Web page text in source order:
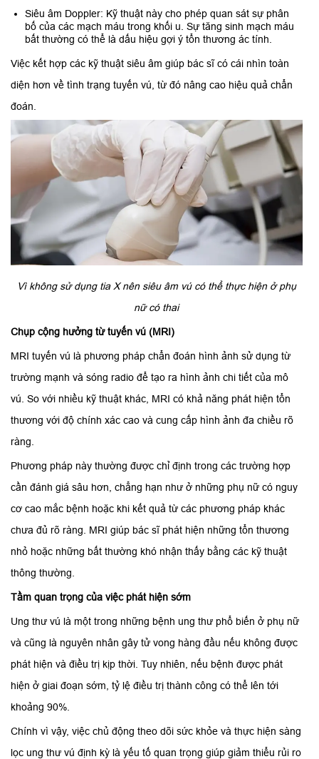
Siêu âm Doppler: Kỹ thuật này cho phép quan sát sự phân
bố của các mạch máu trong khối u. Sự tăng sinh mạch máu
bất thường có thể là dấu hiệu gợi ý tổn thương ác tính.
Việc kết hợp các kỹ thuật siêu âm giúp bác sĩ có cái nhìn toàn
diện hơn về tình trạng tuyến vú, từ đó nâng cao hiệu quả chẩn
đoán.
Vì không sử dụng tia X nên siêu âm vú có thể thực hiện ở phụ
nữ có thai
Chụp cộng hưởng từ tuyến vú (MRI)
MRI tuyến vú là phương pháp chẩn đoán hình ảnh sử dụng từ
trường mạnh và sóng radio để tạo ra hình ảnh chi tiết của mô
vú. So với nhiều kỹ thuật khác, MRI có khả năng phát hiện tổn
thương với độ chính xác cao và cung cấp hình ảnh đa chiều rõ
ràng.
Phương pháp này thường được chỉ định trong các trường hợp
cần đánh giá sâu hơn, chẳng hạn như ở những phụ nữ có nguy
cơ cao mắc bệnh hoặc khi kết quả từ các phương pháp khác
chưa đủ rõ ràng. MRI giúp bác sĩ phát hiện những tổn thương
nhỏ hoặc những bất thường khó nhận thấy bằng các kỹ thuật
thông thường.
Tầm quan trọng của việc phát hiện sớm
Ung thư vú là một trong những bệnh ung thư phổ biến ở phụ nữ
và cũng là nguyên nhân gây tử vong hàng đầu nếu không được
phát hiện và điều trị kịp thời. Tuy nhiên, nếu bệnh được phát
hiện ở giai đoạn sớm, tỷ lệ điều trị thành công có thể lên tới
khoảng 90%.
Chính vì vậy, việc chủ động theo dõi sức khỏe và thực hiện sàng
lọc ung thư vú định kỳ là yếu tố quan trọng giúp giảm thiểu rủi ro